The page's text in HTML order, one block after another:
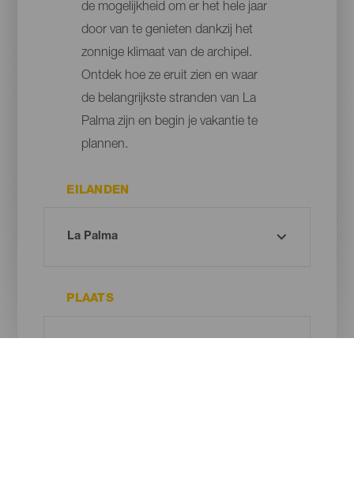
de mogelijkheid om er het hele jaar
door van te genieten dankzij het
zonnige klimaat van de archipel.
Ontdek hoe ze eruit zien en waar
de belangrijkste stranden van La
Palma zijn en begin je vakantie te
plannen.
EILANDEN
PLAATS